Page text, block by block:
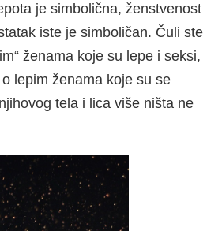
je simbolična, ženstvenost
iste je simboličan. Čuli ste
že­nama koje su lepe i seksi,
lepim ženama koje su se
tela i lica više ništa ne